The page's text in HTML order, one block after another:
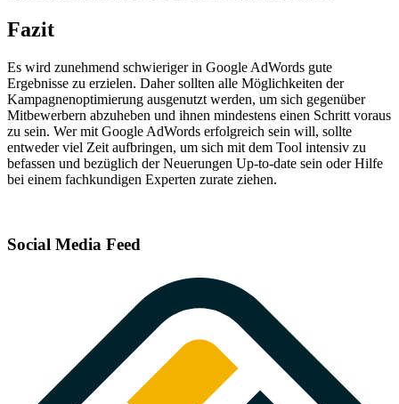
Fazit
Es wird zunehmend schwieriger in Google AdWords gute
Ergebnisse zu erzielen. Daher sollten alle Möglichkeiten der
Kampagnenoptimierung ausgenutzt werden, um sich gegenüber
Mitbewerbern abzuheben und ihnen mindestens einen Schritt voraus
zu sein. Wer mit Google AdWords erfolgreich sein will, sollte
entweder viel Zeit aufbringen, um sich mit dem Tool intensiv zu
befassen und bezüglich der Neuerungen Up-to-date sein oder Hilfe
bei einem fachkundigen Experten zurate ziehen.
Social Media Feed